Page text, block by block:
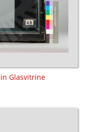
Glasvitrine